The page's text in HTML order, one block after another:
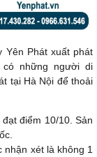
Yên Phát xuất phát
những người di
tại Hà Nội để thoải
đạt điểm 10/10. Sản
xét là không 1